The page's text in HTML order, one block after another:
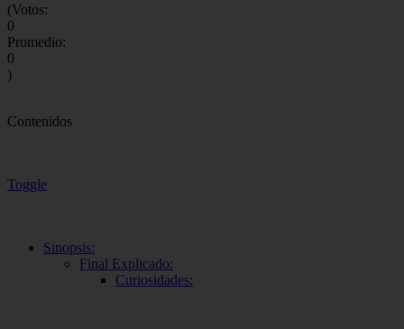
(Votos:
0
Promedio:
0
)
Contenidos
Toggle
Sinopsis:
Final Explicado:
Curiosidades: